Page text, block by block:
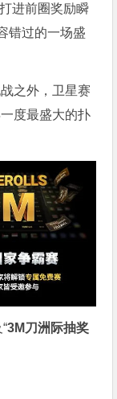
打进前圈奖励瞬
错过的一场盛
之外，卫星赛
度最盛大的扑
3M刀洲际抽奖